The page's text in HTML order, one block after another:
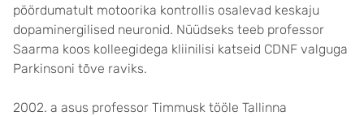
pöördumatult motoorika kontrollis osalevad keskaju
dopaminergilised neuronid. Nüüdseks teeb professor
Saarma koos kolleegidega kliinilisi katseid CDNF valguga
Parkinsoni tõve raviks.
2002. a asus professor Timmusk tööle Tallinna